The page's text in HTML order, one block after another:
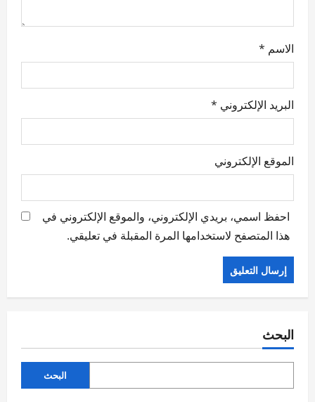
الاسم *
البريد الإلكتروني *
الموقع الإلكتروني
احفظ اسمي، بريدي الإلكتروني، والموقع الإلكتروني في
هذا المتصفح لاستخدامها المرة المقبلة في تعليقي.
البحث
البحث